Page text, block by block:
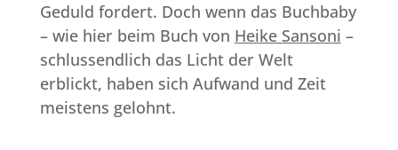
Geduld fordert. Doch wenn das Buchbaby
– wie hier beim Buch von Heike Sansoni –
schlussendlich das Licht der Welt
erblickt, haben sich Aufwand und Zeit
meistens gelohnt.